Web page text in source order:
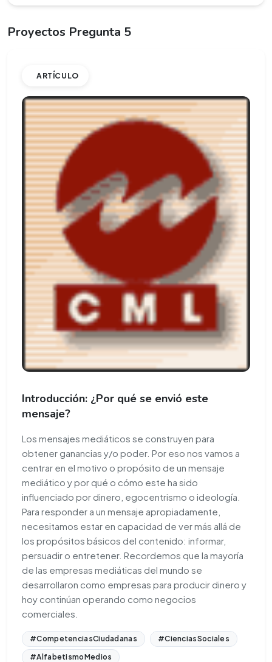
Proyectos Pregunta 5
ARTÍCULO
Introducción: ¿Por qué se envió este
mensaje?
Los mensajes mediáticos se construyen para
obtener ganancias y/o poder. Por eso nos vamos a
centrar en el motivo o propósito de un mensaje
mediático y por qué o cómo este ha sido
influenciado por dinero, egocentrismo o ideología.
Para responder a un mensaje apropiadamente,
necesitamos estar en capacidad de ver más allá de
los propósitos básicos del contenido: informar,
persuadir o entretener. Recordemos que la mayoría
de las empresas mediáticas del mundo se
desarrollaron como empresas para producir dinero y
hoy continúan operando como negocios
comerciales.
#CompetenciasCiudadanas
#CienciasSociales
#AlfabetismoMedios